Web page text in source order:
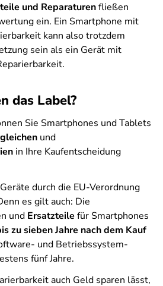
und Reparaturenfließen
ein. Ein Smartphone mit
kann also trotzdem
sein als ein Gerät mit
das Label?
Sie Smartphones und Tablets
und
in Ihre Kaufentscheidung
durch die EU-Verordnung
es gilt auch: Die
und Ersatzteile für Smartphones
zu sieben Jahre nach dem Kauf
und Betriebssystem-
fünf Jahre.
auch Geld sparen lässt,